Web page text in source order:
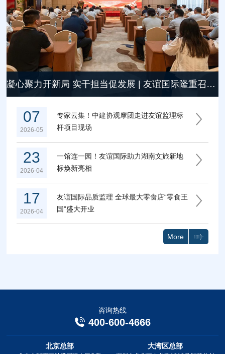
凝心聚力开新局 实干担当促发展 | 友谊国际隆重召开庆祝中国共产党成立105周年党员大会
07
2026-05
专家云集！中建协观摩团走进友谊监理标
杆项目现场
23
2026-04
一馆连一园！友谊国际助力湖南文旅新地
标焕新亮相
17
2026-04
友谊国际品质监理 全球最大零食店“零食王
国”盛大开业
More
咨询热线
400-600-4666
北京总部 大湾区总部